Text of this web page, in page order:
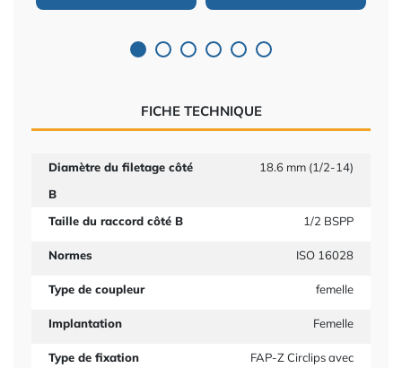
FICHE TECHNIQUE
Diamètre du filetage côté
B
18.6 mm (1/2-14)
Taille du raccord côté B 1/2 BSPP
Normes ISO 16028
Type de coupleur femelle
Implantation Femelle
Type de fixation FAP-Z Circlips avec